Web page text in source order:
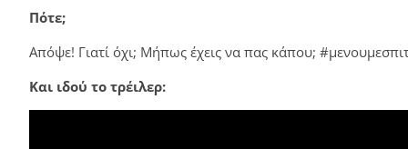
Πότε;
Απόψε! Γιατί όχι; Μήπως έχεις να πας κάπου;
Και ιδού το τρέιλερ: